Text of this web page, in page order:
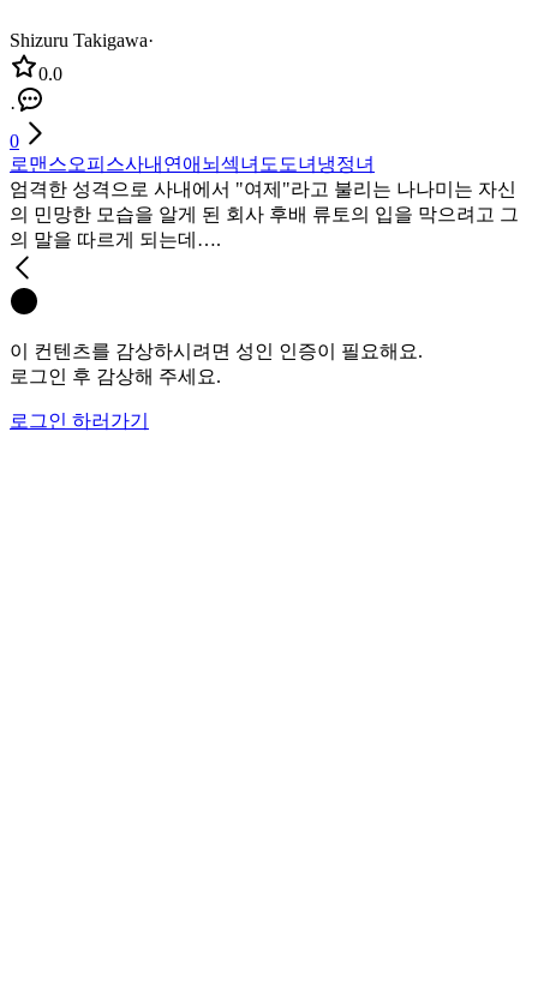
Shizuru Takigawa·
0.0
·
0
로맨스오피스사내연애 뇌섹녀 도도녀 냉정녀
엄격한 성격으로 사내에서 "여제"라고 불리는 나나미는 자신
의 민망한 모습을 알게 된 회사 후배 류토의 입을 막으려고 그
의 말을 따르게 되는데….
이 컨텐츠를 감상하시려면 성인 인증이 필요해요.
로그인 후 감상해 주세요.
로그인 하러가기